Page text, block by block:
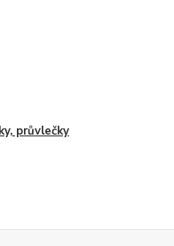
průvlečky